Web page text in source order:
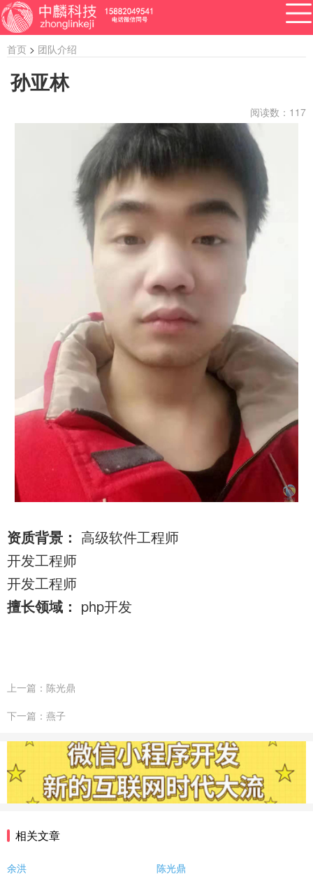
APP开发 网站建设 做小程序 开发百科 软件开发
资讯
软件开发 系统开发 管理系统开发
企业管理系统开发 公众号开发 成都公众号开发
公众号定制开发 微信公众号定制开发
公众号开发费用 做公众号 公众号开发问题
做ERP系统 OA系统开发
做OA系统 开发百科 APP开发 做APP
成都app开发 app制作 app软件开发
app开发公司 手机app开发
手机app制作 app开发费用 app制作费用
app开发多少钱 网站建设 做网站
企业网站建设 企业网站制作 公司网站建设
企业做网站 手机网站制作
成都网站建设
网站建设多少钱
微信小程序开发
小程序制作 小程序开发问题 小程序
首页 > 团队介绍
孙亚林
阅读数： 117
资质背景： 高级软件工程师
开发工程师
开发工程师
擅长领域： php开发
上一篇：陈光鼎
下一篇：燕子
相关文章
余洪 陈光鼎